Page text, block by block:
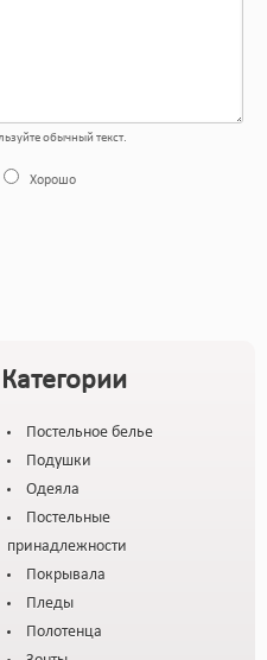
обычный текст.
Хорошо
Категории
Постельное белье
Подушки
Одеяла
Постельные
принадлежности
Покрывала
Пледы
Полотенца